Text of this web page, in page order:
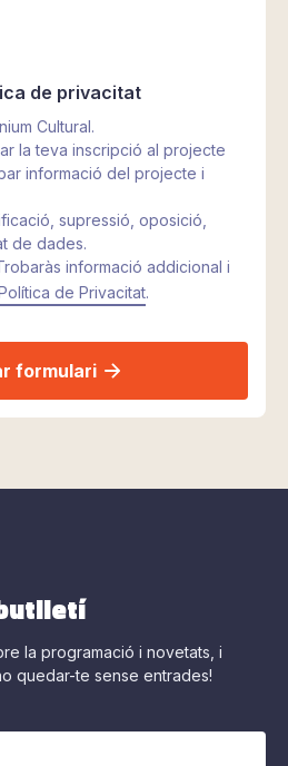
de privacitat
Cultural.
la teva inscripció al projecte
informació del projecte i
supressió, oposició,
de dades.
informació addicional i
de Privacitat.
formulari
la programació i novetats, i
quedar-te sense entrades!